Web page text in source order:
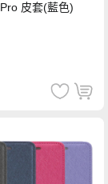
皮套(藍色)